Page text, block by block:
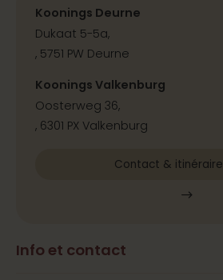
Info et contact
Koonings Deurne
Dukaat 5-5a,
, 5751 PW Deurne
Koonings Valkenburg
Oosterweg 36,
, 6301 PX Valkenburg
Contact & itinéraire